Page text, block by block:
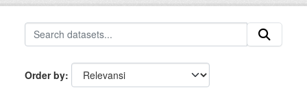
Order by